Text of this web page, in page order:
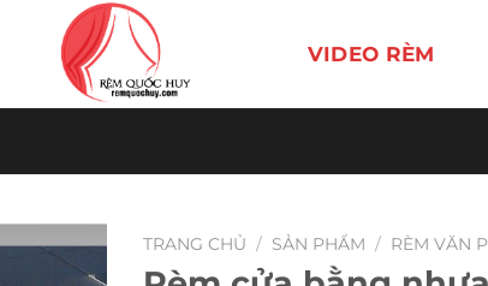
VIDEO RÈM
TRANG CHỦ / SẢN PHẨM / RÈM VĂN